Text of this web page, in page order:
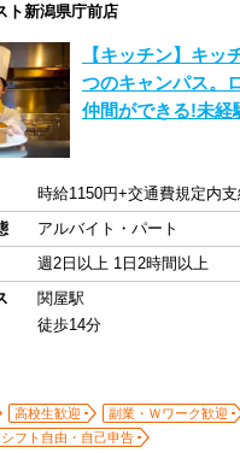
ト新潟県庁前店
【キッチン】キッ
つのキャンパス。
仲間ができる!未
時給1150円+交通費規定内
アルバイト・パート
週2日以上 1日2時間以上
関屋駅
徒歩14分
高校生歓迎
副業・Ｗワーク歓迎
シフト自由・自己申告